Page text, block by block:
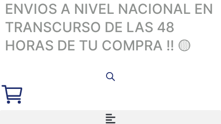
ENVIOS A NIVEL NACIONAL EN
TRANSCURSO DE LAS 48
HORAS DE TU COMPRA !! 🟡